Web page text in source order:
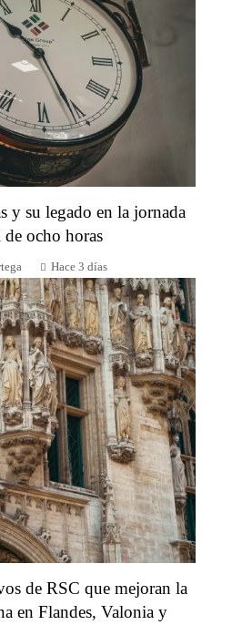
y su legado en la jornada
de ocho horas
Hace 3 días
de RSC que mejoran la
en Flandes, Valonia y